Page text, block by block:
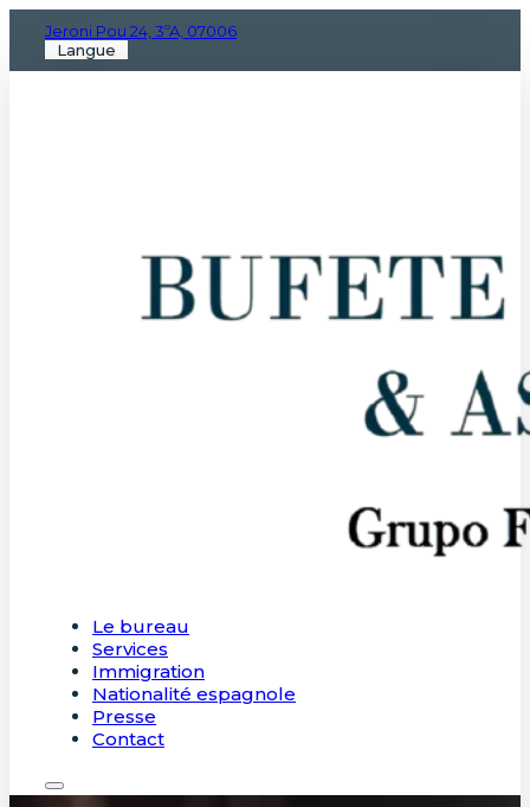
Jeroni Pou 24, 3ºA, 07006
Langue
Le bureau
Services
Immigration
Nationalité espagnole
Presse
Contact